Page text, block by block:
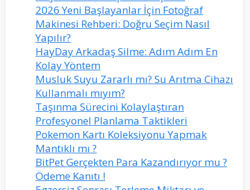
2026 Yeni Başlayanlar İçin Fotoğraf
Makinesi Rehberi: Doğru Seçim Nasıl
Yapılır?
HayDay Arkadaş Silme: Adım Adım En
Kolay Yöntem
Musluk Suyu Zararlı mı? Su Arıtma Cihazı
Kullanmalı mıyım?
Taşınma Sürecini Kolaylaştıran
Profesyonel Planlama Taktikleri
Pokemon Kartı Koleksiyonu Yapmak
Mantıklı mı ?
BitPet Gerçekten Para Kazandırıyor mu ?
Ödeme Kanıtı !